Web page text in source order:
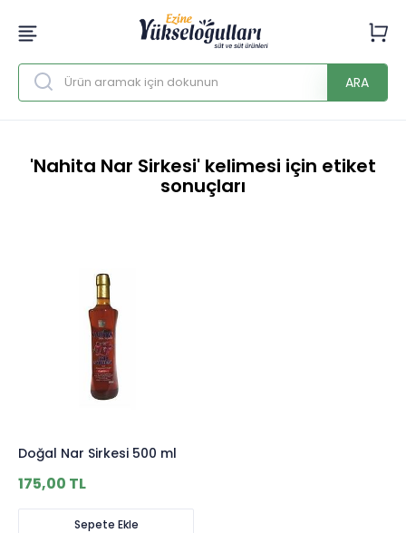
ARA
'Nahita Nar Sirkesi' kelimesi için etiket
sonuçları
Doğal Nar Sirkesi 500 ml
175,00 TL
Sepete Ekle